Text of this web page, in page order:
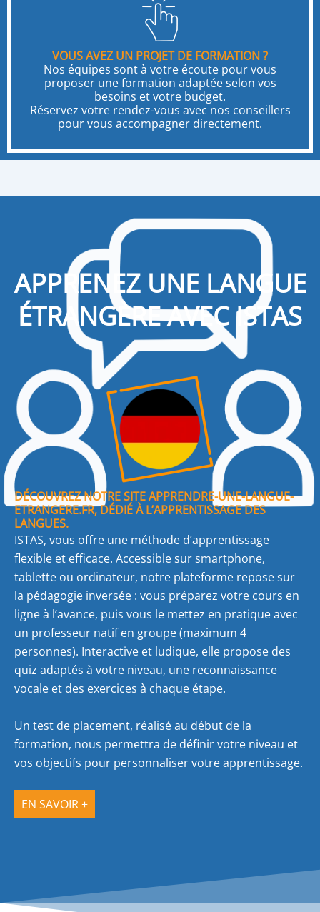
VOUS AVEZ UN PROJET DE FORMATION ?
Nos équipes sont à votre écoute pour vous
proposer une formation adaptée selon vos
besoins et votre budget.
Réservez votre rendez-vous avec nos conseillers
pour vous accompagner directement.
APPRENEZ UNE LANGUE
ÉTRANGÈRE AVEC ISTAS
DÉCOUVREZ NOTRE SITE APPRENDRE-UNE-LANGUE-
ETRANGERE.FR, DÉDIÉ À L’APPRENTISSAGE DES
LANGUES.
ISTAS, vous offre une méthode d’apprentissage
flexible et efficace. Accessible sur smartphone,
tablette ou ordinateur, notre plateforme repose sur
la pédagogie inversée : vous préparez votre cours en
ligne à l’avance, puis vous le mettez en pratique avec
un professeur natif en groupe (maximum 4
personnes). Interactive et ludique, elle propose des
quiz adaptés à votre niveau, une reconnaissance
vocale et des exercices à chaque étape.
Un test de placement, réalisé au début de la
formation, nous permettra de définir votre niveau et
vos objectifs pour personnaliser votre apprentissage.
EN SAVOIR +